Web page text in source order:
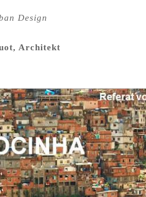
Design
Architekt